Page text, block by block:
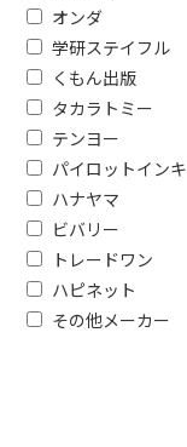
オンダ
学研ステイフル
くもん出版
タカラトミー
テンヨー
パイロットインキ
ハナヤマ
ビバリー
トレードワン
ハピネット
その他メーカー